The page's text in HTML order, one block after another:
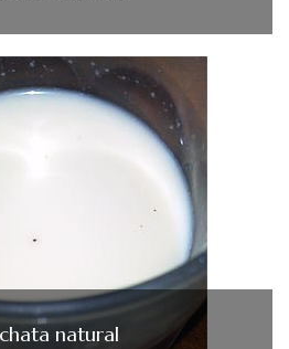
natural